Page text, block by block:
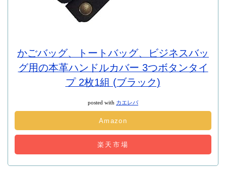
かごバッグ、トートバッグ、ビジネスバッ
グ用の本革ハンドルカバー 3つボタンタイ
プ 2枚1組 (ブラック)
posted with カエレバ
Amazon
楽天市場